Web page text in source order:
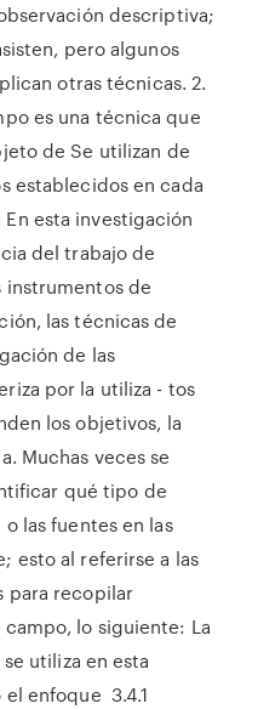
descriptiva;
pero algunos
otras técnicas. 2.
es una técnica que
de Se utilizan de
establecidos en cada
esta investigación
del trabajo de
instrumentos de
las técnicas de
de las
por la utiliza - tos
los objetivos, la
Muchas veces se
qué tipo de
las fuentes en las
esto al referirse a las
para recopilar
lo siguiente: La
utiliza en esta
enfoque 3.4.1